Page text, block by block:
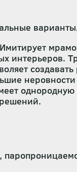
Имитирует
интерьеров.
неровности
однородную